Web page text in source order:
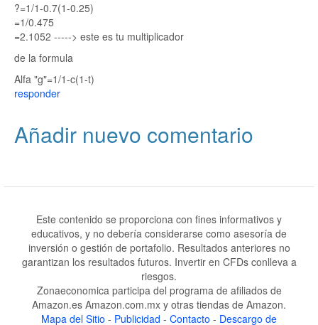
?=1/1-0.7(1-0.25)
=1/0.475
=2.1052 -----> este es tu multiplicador
de la formula
Alfa "g"=1/1-c(1-t)
responder
Añadir nuevo comentario
Este contenido se proporciona con fines informativos y
educativos, y no debería considerarse como asesoría de
inversión o gestión de portafolio. Resultados anteriores no
garantizan los resultados futuros. Invertir en CFDs conlleva a
riesgos.
Zonaeconomica participa del programa de afiliados de
Amazon.es Amazon.com.mx y otras tiendas de Amazon.
Mapa del Sitio - Publicidad - Contacto - Descargo de